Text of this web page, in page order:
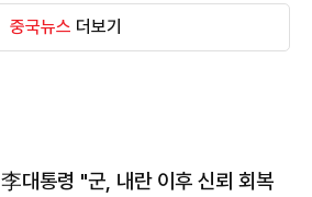
중국뉴스 더보기
李대통령 "군, 내란 이후 신뢰 회복